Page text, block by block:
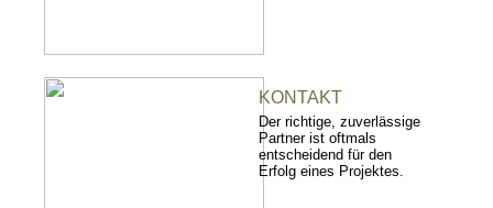
KONTAKT
Der richtige, zuverlässige
Partner ist oftmals
entscheidend für den
Erfolg eines Projektes.